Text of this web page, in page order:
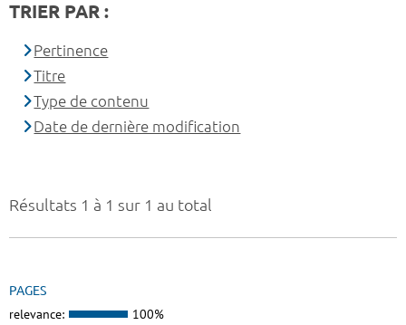
Résultats 1 à 1 sur 1 au total
PAGES
relevance: 100%
TRIER PAR :
Pertinence
Titre
Type de contenu
Date de dernière modification